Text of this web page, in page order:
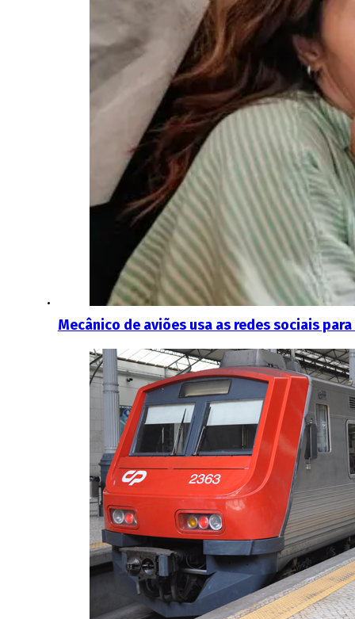
Mecânico de aviões usa as redes sociais